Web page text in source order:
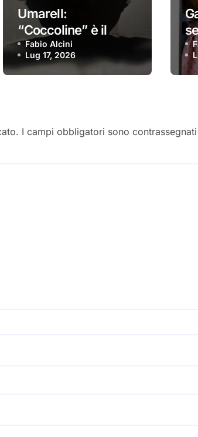
Umarell:
“Coccoline” è il
nuovo video
Fabio Alcini
Lug 17, 2026
I campi obbligatori sono contrassegnati